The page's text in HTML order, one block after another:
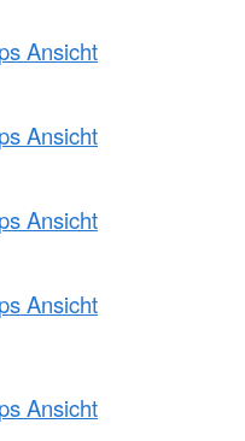
Ansicht
Ansicht
Ansicht
Ansicht
Ansicht